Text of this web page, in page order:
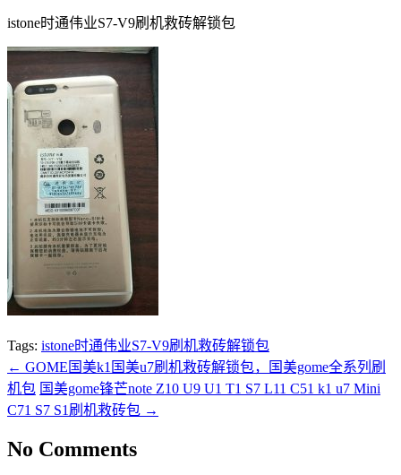
istone时通伟业S7-V9刷机救砖解锁包
Tags: istone时通伟业S7-V9刷机救砖解锁包
← GOME国美k1国美u7刷机救砖解锁包，国美gome全系列刷
机包 国美gome锋芒note Z10 U9 U1 T1 S7 L11 C51 k1 u7 Mini
C71 S7 S1刷机救砖包 →
No Comments